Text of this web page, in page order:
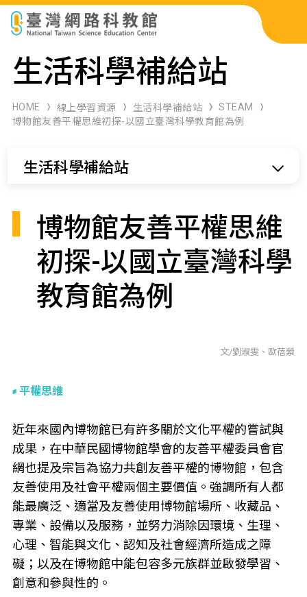
科展作品檢索
科學研習月刊
生活科學補給站
HOME 線上學習資源 生活科學補給站
STEAM
博物館友善平權思維初探-以國立臺灣科學教育館為例
生活科學補給站
博物館友善平權思維
初探-以國立臺灣科學
教育館為例
文/劉淑雯、歐蓓縈
平權思維
近年來國內博物館已有許多關於文化平權的嘗試與
成果，在中華民國博物館學會的友善平權委員會官
網也提及宗旨為協力共創友善平權的博物館，包含
友善使用及社會平權兩個主要價值。強調所有人都
能最廣泛、適當及友善使用博物館場所、收藏品、
專業、設備以及服務，並努力消除因環境、生理、
心理、智能與文化、認知及社會經濟所造成之障
礙；以及在博物館中能包容多元族群並啟發學習、
創意和參與性的。